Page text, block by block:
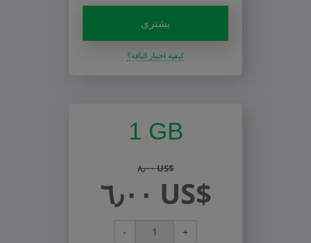
يشترى
كيفية اختيار الباقة؟
1 GB
٨٫٠٠ US$
٦٫٠٠ US$
- +